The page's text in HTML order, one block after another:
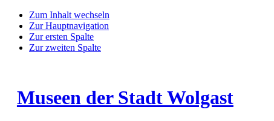
Zum Inhalt wechseln
Zur Hauptnavigation
Zur ersten Spalte
Zur zweiten Spalte
Museen der Stadt Wolgast